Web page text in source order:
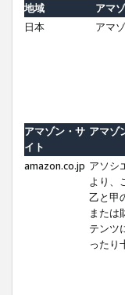
地域
アマ
日本
アマ
アマゾン・サ
イト
アマゾ
amazon.co.jp アソシ
より、
乙と甲
または
テンツ
ったり